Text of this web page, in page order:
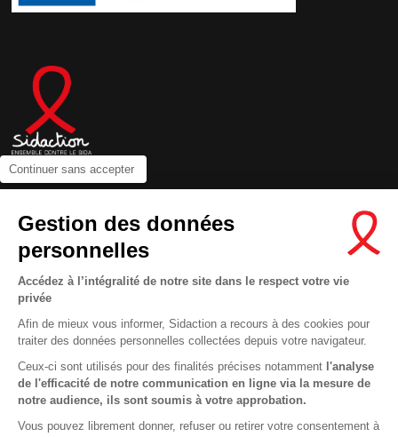
Continuer sans accepter
Gestion des données
personnelles
Accédez à l’intégralité de notre site dans le respect votre vie
privée
Afin de mieux vous informer, Sidaction a recours à des cookies pour
traiter des données personnelles collectées depuis votre navigateur.
Ceux-ci sont utilisés pour des finalités précises notamment l'analyse
de l'efficacité de notre communication en ligne via la mesure de
notre audience, ils sont soumis à votre approbation.
Vous pouvez librement donner, refuser ou retirer votre consentement à
Newsletter
Nous suivre sur les réseaux :
MENTIONS LÉGALES
CONDITIONS D’UTILISATION ET PROTECTION DES DONNÉES
COOKIES